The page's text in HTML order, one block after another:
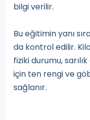
bilgi verilir.
Bu eğitimin yanı
da kontrol edilir.
fiziki durumu,
için ten rengi ve
sağlanır.